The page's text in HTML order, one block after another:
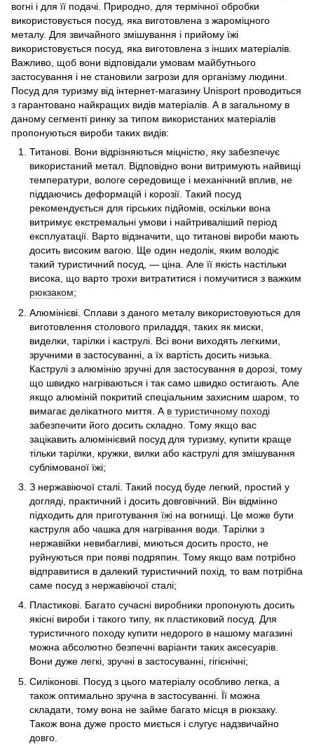
вогні і для її подачі. Природно, для термічної обробки
використовується посуд, яка виготовлена з жароміцного
металу. Для звичайного змішування і прийому їжі
використовується посуд, яка виготовлена з інших матеріалів.
Важливо, щоб вони відповідали умовам майбутнього
застосування і не становили загрози для організму людини.
Посуд для туризму від інтернет-магазину Unisport проводиться
з гарантовано найкращих видів матеріалів. А в загальному в
даному сегменті ринку за типом використаних матеріалів
пропонуються вироби таких видів:
Титанові. Вони відрізняються міцністю, яку забезпечує
використаний метал. Відповідно вони витримують найвищі
температури, вологе середовище і механічний вплив, не
піддаючись деформацій і корозії. Такий посуд
рекомендується для гірських підйомів, оскільки вона
витримує екстремальні умови і найтриваліший період
експлуатації. Варто відзначити, що титанові вироби мають
досить високим вагою. Ще один недолік, яким володіє
такий туристичний посуд, — ціна. Але її якість настільки
висока, що варто трохи витратитися і помучитися з важким
рюкзаком;
Алюмінієві. Сплави з даного металу використовуються для
виготовлення столового приладдя, таких як миски,
виделки, тарілки і каструлі. Всі вони виходять легкими,
зручними в застосуванні, а їх вартість досить низька.
Каструлі з алюмінію зручні для застосування в дорозі, тому
що швидко нагріваються і так само швидко остигають. Але
якщо алюміній покритий спеціальним захисним шаром, то
вимагає делікатного миття. А в туристичному поході
забезпечити його досить складно. Тому якщо вас
зацікавить алюмінієвий посуд для туризму, купити краще
тільки тарілки, кружки, вилки або каструлі для змішування
сублімованої їжі;
З нержавіючої сталі. Такий посуд буде легкий, простий у
догляді, практичний і досить довговічний. Він відмінно
підходить для приготування їжі на вогнищі. Це може бути
каструля або чашка для нагрівання води. Тарілки з
нержавійки невибагливі, миються досить просто, не
руйнуються при появі подряпин. Тому якщо вам потрібно
відправитися в далекий туристичний похід, то вам потрібна
саме посуд з нержавіючої сталі;
Пластикові. Багато сучасні виробники пропонують досить
якісні вироби і такого типу, як пластиковий посуд. Для
туристичного походу купити недорого в нашому магазині
можна абсолютно безпечні варіанти таких аксесуарів.
Вони дуже легкі, зручні в застосуванні, гігієнічні;
Силіконові. Посуд з цього матеріалу особливо легка, а
також оптимально зручна в застосуванні. Її можна
складати, тому вона не займе багато місця в рюкзаку.
Також вона дуже просто миється і слугує надзвичайно
довго.